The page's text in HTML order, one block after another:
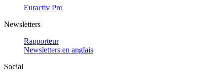
Euractiv Pro
Newsletters
Rapporteur
Newsletters en anglais
Social